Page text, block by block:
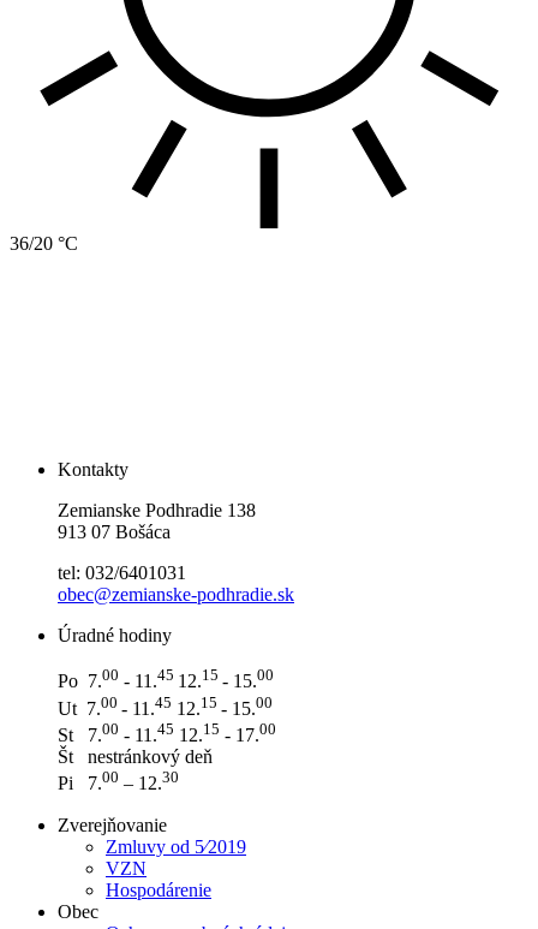
36/20 °C
Kontakty
Zemianske Podhradie 138
913 07 Bošáca
tel: 032/6401031
obec@zemianske-podhradie.sk
Úradné hodiny
Po 7.00 - 11.45 12.15 - 15.00
Ut 7.00 - 11.45 12.15 - 15.00
St 7.00 - 11.45 12.15 - 17.00
Št nestránkový deň
Pi 7.00 – 12.30
Zverejňovanie
Zmluvy od 5⁄2019
VZN
Hospodárenie
Obec